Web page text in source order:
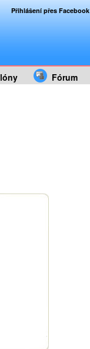
Přihlášení přes Facebook
Fórum